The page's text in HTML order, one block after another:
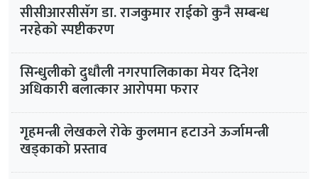
सीसीआरसीसँग डा. राजकुमार राईको कुनै सम्बन्ध
नरहेको स्पष्टीकरण
सिन्धुलीको दुधौली नगरपालिकाका मेयर दिनेश
अधिकारी बलात्कार आरोपमा फरार
गृहमन्त्री लेखकले रोके कुलमान हटाउने ऊर्जामन्त्री
खड्काको प्रस्ताव